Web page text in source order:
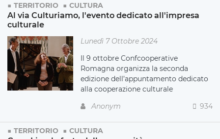
TERRITORIO CULTURA
Al via Culturiamo, l'evento dedicato all'impresa
culturale
Lunedì 7 Ottobre 2024
Il 9 ottobre Confcooperative
Romagna organizza la seconda
edizione dell’appuntamento dedicato
alla cooperazione culturale
Anonym
934
TERRITORIO CULTURA